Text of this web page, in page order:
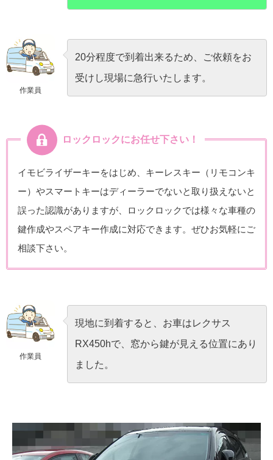
作業員
20分程度で到着出来るため、ご依頼をお
受けし現場に急行いたします。
ロックロックにお任せ下さい！
イモビライザーキーをはじめ、キーレスキー（リモコンキ
ー）やスマートキーはディーラーでないと取り扱えないと
誤った認識がありますが、ロックロックでは様々な車種の
鍵作成やスペアキー作成に対応できます。ぜひお気軽にご
相談下さい。
作業員
現地に到着すると、お車はレクサス
RX450hで、窓から鍵が見える位置にあり
ました。